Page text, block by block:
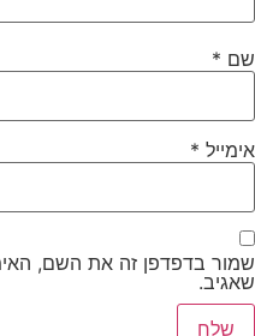
שם *
אימייל *
שמור בדפדפן זה את השם,
שאגיב.